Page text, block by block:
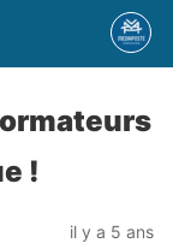
!
il y a 5 ans